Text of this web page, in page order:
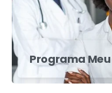
Programa